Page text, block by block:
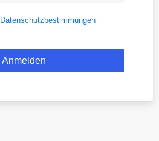
Datenschutzbestimmungen